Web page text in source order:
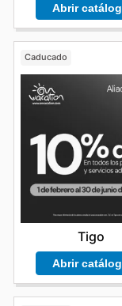
Abrir
Caducado
Tigo
Abrir